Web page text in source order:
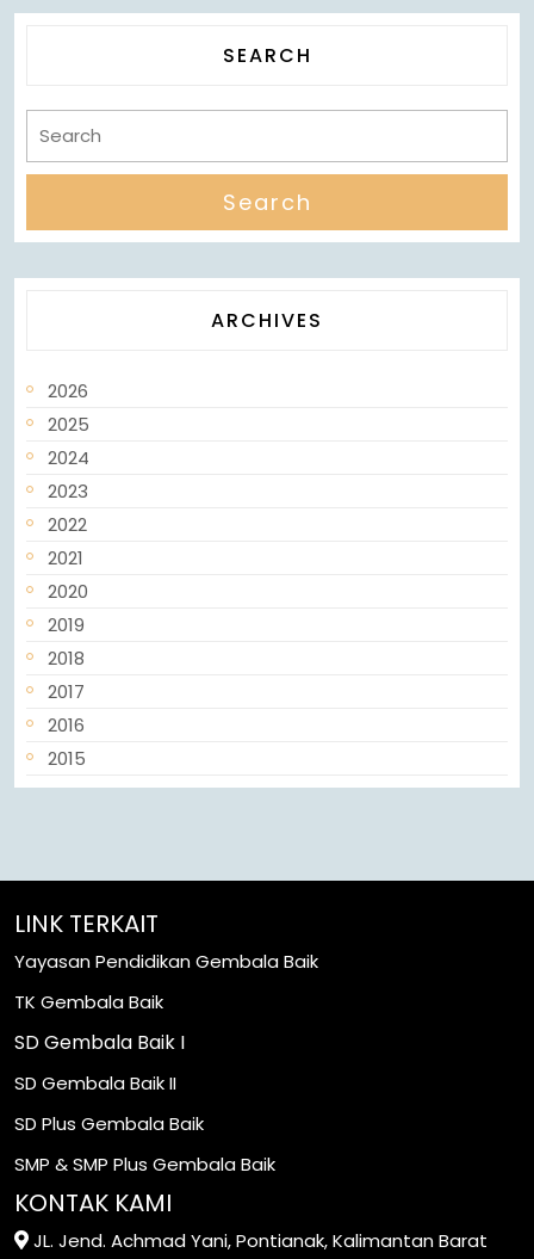
SEARCH
ARCHIVES
2026
2025
2024
2023
2022
2021
2020
2019
2018
2017
2016
2015
LINK TERKAIT
Yayasan Pendidikan Gembala Baik
TK Gembala Baik
SD Gembala Baik I
SD Gembala Baik II
SD Plus Gembala Baik
SMP & SMP Plus Gembala Baik
KONTAK KAMI
JL. Jend. Achmad Yani, Pontianak, Kalimantan Barat